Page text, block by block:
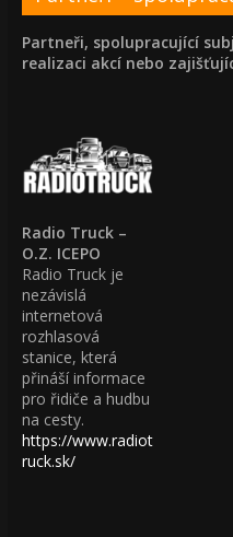
Partneři, spolupracující
realizaci akcí nebo
Radio Truck –
O.Z. ICEPO
Radio Truck je
nezávislá
internetová
rozhlasová
stanice, která
přináší informace
pro řidiče a hudbu
na cesty.
https://www.radiot
ruck.sk/